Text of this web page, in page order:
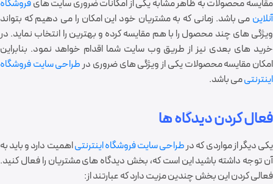
مقایسه محصولات به ظاهر مشابه یکی از امکانات ضروری سایت هایفروشگاه
آنلاین می باشد. زمانی که به مشتریان خود این امکان را می دهیم که بتواند
ویژگی های چند محصول را با هم مقایسه کرده و بهترین را انتخاب نماید. در
خرید های بعدی نیز از طریق وب سایت شما اقدام خواهد نمود. بنابراین
امکان مقایسه محصولات یکی از ویژگی های ضروری در طراحی سایت فروشگاه
اینترنتیمی باشد.
فعال کردن دیدگاه ها
یکی دیگر از مواردی که در طراحی سایت فروشگاه اینترنتیاهمیت دارد و باید به
آن توجه داشته باشید این است که، بخش دیدگاه های مشتریان را فعال کنید.
فعالی کردن این بخش چندین مزیت دارد که عبارتند از: